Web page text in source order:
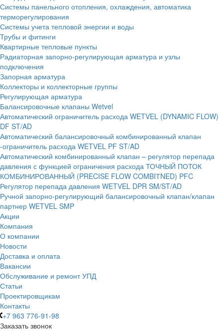
Системы панельного отопления, охлаждения, автоматика
терморегулирования
Системы учета тепловой энергии и воды
Трубы и фитинги
Квартирные тепловые пункты
Радиаторная запорно-регулирующая арматура и узлы
подключения
Запорная арматура
Коллекторы и коллекторные группы
Регулирующая арматура
Балансировочные клапаны Wetvel
Автоматический ограничитель расхода WETVEL (DYNAMIC FLOW)
DF ST/AD
Автоматический балансировочный комбинированный клапан
-ограничитель расхода WETVEL PF ST/AD
Автоматический комбинированный клапан – регулятор перепада
давления с функцией ограничения расхода ТОЧНЫЙ ПОТОК
КОМБИНИРОВАННЫЙ (PRECISE FLOW COMBIТNED) PFC
Регулятор перепада давления WETVEL DPR SM/ST/AD
Ручной запорно-регулирующий балансировочный клапан/клапан
партнер WETVEL SMP
Акции
Компания
О компании
Новости
Доставка и оплата
Вакансии
Обслуживание и ремонт УПД
Статьи
Проектировщикам
Контакты
+7 963 776-91-98
Заказать звонок